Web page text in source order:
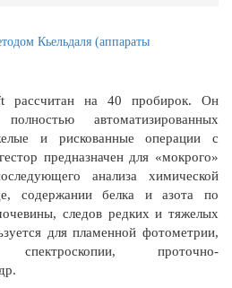
Кьельдаля (аппараты
рассчитан на 40 пробирок. Он
автоматизированных
и рискованные операции с
предназначен для «мокрого»
анализа химической
содержании белка и азота по
следов редких и тяжелых
для пламенной фотометрии,
спектроскопии, проточно-